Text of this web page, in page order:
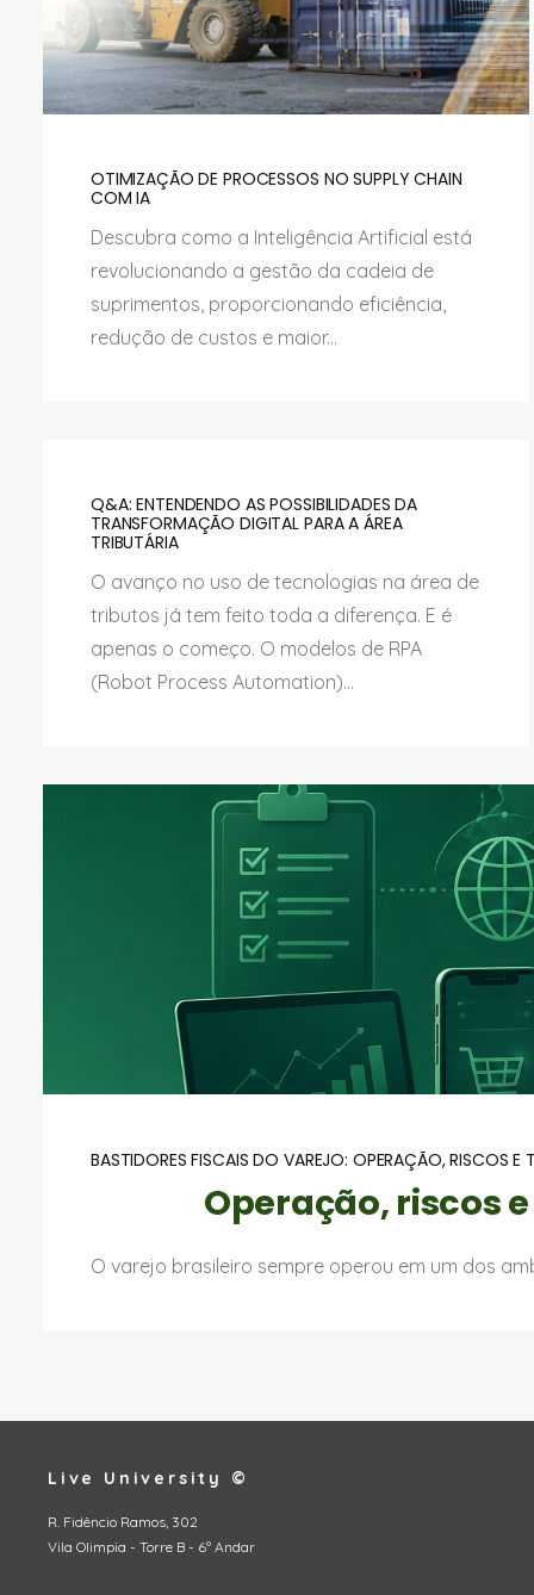
OTIMIZAÇÃO DE PROCESSOS NO SUPPLY CHAIN
COM IA
Descubra como a Inteligência Artificial está
revolucionando a gestão da cadeia de
suprimentos, proporcionando eficiência,
redução de custos e maior...
Q&A: ENTENDENDO AS POSSIBILIDADES DA
TRANSFORMAÇÃO DIGITAL PARA A ÁREA
TRIBUTÁRIA
O avanço no uso de tecnologias na área de
tributos já tem feito toda a diferença. E é
apenas o começo. O modelos de RPA
(Robot Process Automation)...
BASTIDORES FISCAIS DO VAREJO: OPERAÇÃO, RISCOS
Operação, riscos
O varejo brasileiro sempre operou em um dos
Live University ©
R. Fidêncio Ramos, 302
Vila Olimpia - Torre B - 6º Andar